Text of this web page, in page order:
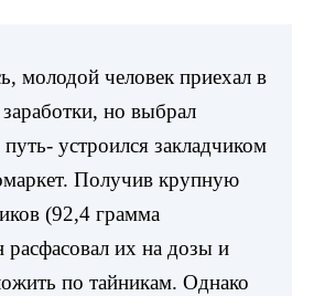
молодой человек приехал в
но выбрал
устроился закладчиком
Получив крупную
(92,4 грамма
их на дозы и
по тайникам. Однако